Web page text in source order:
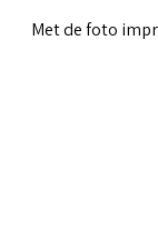
Met de foto